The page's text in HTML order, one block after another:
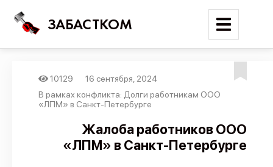
ЗАБАСТКОМ
Войти
Поиск
Новости
10129
16 сентября, 2024
В рамках конфликта: Долги работникам ООО
«ЛПМ» в Санкт-Петербурге
Жалоба работников ООО
«ЛПМ» в Санкт-Петербурге